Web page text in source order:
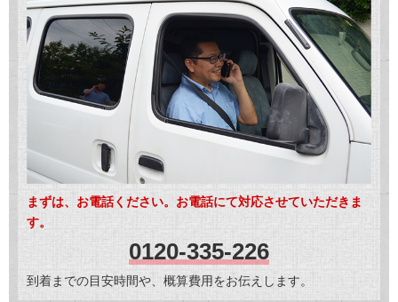
まずは、お電話ください。お電話にて対応させていただきま
す。
0120-335-226
到着までの目安時間や、概算費用をお伝えします。